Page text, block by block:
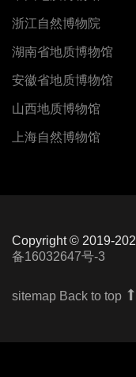
浙江自然博物院
湖南省地质博物馆
安徽省地质博物馆
山西地质博物馆
上海自然博物馆
Copyright © 2019-
备16032647号-3
sitemap Back to top